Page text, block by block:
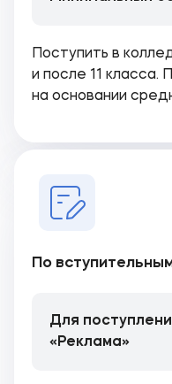
Поступить в
и после 11 класса.
на основании
По
Для
«Реклама»